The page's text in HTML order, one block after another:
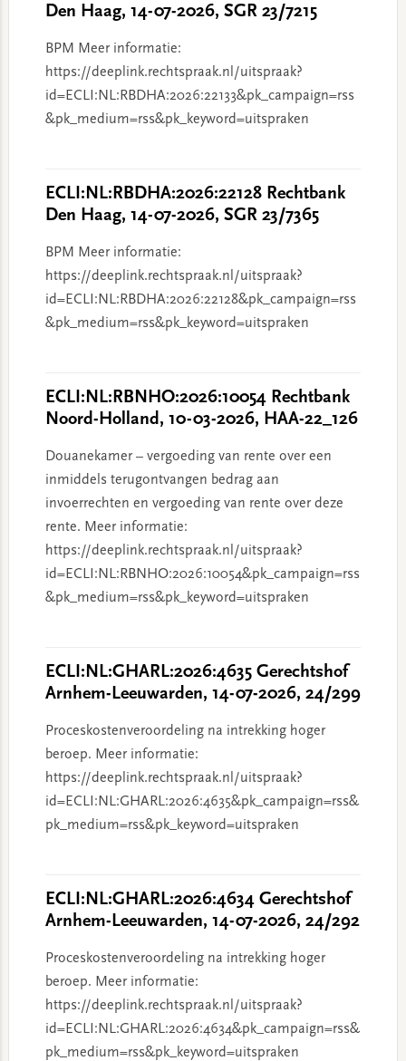
Den Haag, 14-07-2026, SGR 23/7215
BPM Meer informatie:
https://deeplink.rechtspraak.nl/uitspraak?
id=ECLI:NL:RBDHA:2026:22133&pk_campaign=rss
&pk_medium=rss&pk_keyword=uitspraken
ECLI:NL:RBDHA:2026:22128 Rechtbank
Den Haag, 14-07-2026, SGR 23/7365
BPM Meer informatie:
https://deeplink.rechtspraak.nl/uitspraak?
id=ECLI:NL:RBDHA:2026:22128&pk_campaign=rss
&pk_medium=rss&pk_keyword=uitspraken
ECLI:NL:RBNHO:2026:10054 Rechtbank
Noord-Holland, 10-03-2026, HAA-22_126
Douanekamer – vergoeding van rente over een
inmiddels terugontvangen bedrag aan
invoerrechten en vergoeding van rente over deze
rente. Meer informatie:
https://deeplink.rechtspraak.nl/uitspraak?
id=ECLI:NL:RBNHO:2026:10054&pk_campaign=rss
&pk_medium=rss&pk_keyword=uitspraken
ECLI:NL:GHARL:2026:4635 Gerechtshof
Arnhem-Leeuwarden, 14-07-2026, 24/299
Proceskostenveroordeling na intrekking hoger
beroep. Meer informatie:
https://deeplink.rechtspraak.nl/uitspraak?
id=ECLI:NL:GHARL:2026:4635&pk_campaign=rss&
pk_medium=rss&pk_keyword=uitspraken
ECLI:NL:GHARL:2026:4634 Gerechtshof
Arnhem-Leeuwarden, 14-07-2026, 24/292
Proceskostenveroordeling na intrekking hoger
beroep. Meer informatie:
https://deeplink.rechtspraak.nl/uitspraak?
id=ECLI:NL:GHARL:2026:4634&pk_campaign=rss&
pk_medium=rss&pk_keyword=uitspraken